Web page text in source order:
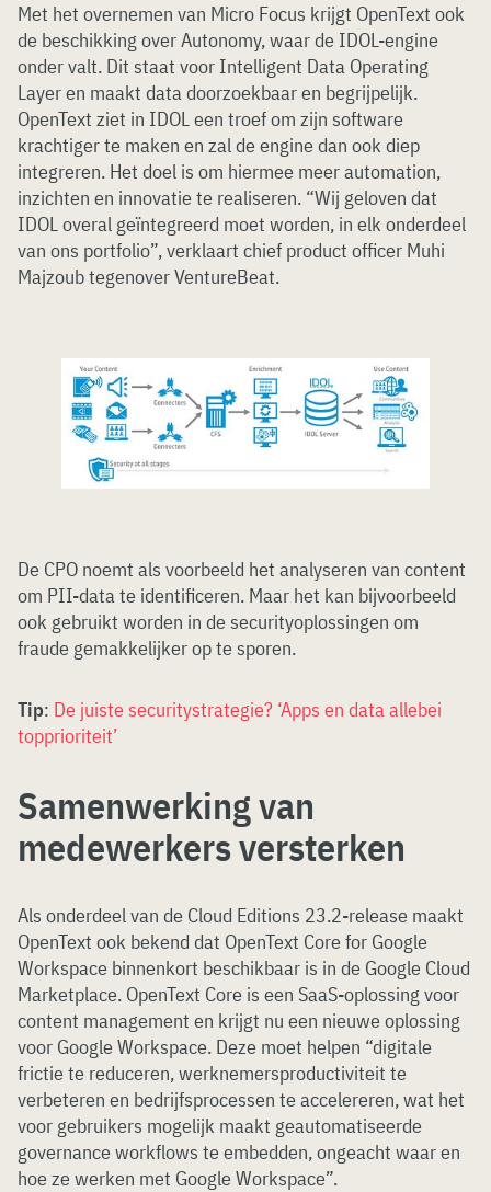
Met het overnemen van Micro Focus krijgt OpenText ook
de beschikking over Autonomy, waar de IDOL-engine
onder valt. Dit staat voor Intelligent Data Operating
Layer en maakt data doorzoekbaar en begrijpelijk.
OpenText ziet in IDOL een troef om zijn software
krachtiger te maken en zal de engine dan ook diep
integreren. Het doel is om hiermee meer automation,
inzichten en innovatie te realiseren. “Wij geloven dat
IDOL overal geïntegreerd moet worden, in elk onderdeel
van ons portfolio”, verklaart chief product officer Muhi
Majzoub tegenover VentureBeat.
De CPO noemt als voorbeeld het analyseren van content
om PII-data te identificeren. Maar het kan bijvoorbeeld
ook gebruikt worden in de securityoplossingen om
fraude gemakkelijker op te sporen.
Tip: De juiste securitystrategie? ‘Apps en data allebei
topprioriteit’
Samenwerking van
medewerkers versterken
Als onderdeel van de Cloud Editions 23.2-release maakt
OpenText ook bekend dat OpenText Core for Google
Workspace binnenkort beschikbaar is in de Google Cloud
Marketplace. OpenText Core is een SaaS-oplossing voor
content management en krijgt nu een nieuwe oplossing
voor Google Workspace. Deze moet helpen “digitale
frictie te reduceren, werknemersproductiviteit te
verbeteren en bedrijfsprocessen te accelereren, wat het
voor gebruikers mogelijk maakt geautomatiseerde
governance workflows te embedden, ongeacht waar en
hoe ze werken met Google Workspace”.